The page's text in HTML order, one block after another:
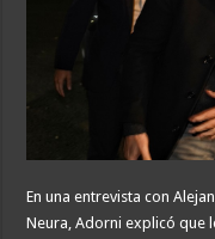
En una entrevista con
Neura, Adorni explicó que